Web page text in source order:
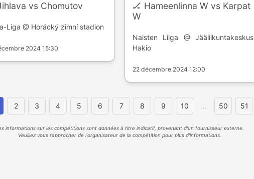
vs Chomutov
Liga @ Horácký zimní stadion
2024 15:30
🏒 Hameenlinna W vs Karpat
W
Naisten Liiga @ Jääliikuntakeskus
Hakio
22 décembre 2024 12:00
2 3 4 5 6 7 8 9 10 ... 50 51
informations sur les compétitions sont données à titre indicatif, provenant d'un fournisseur externe.
Veuillez vous rapprocher de l'organisateur de la compétition pour plus d'informations.